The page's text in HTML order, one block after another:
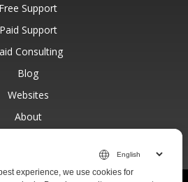
Free Support
Paid Support
Consulting
Blog
Websites
About
experience, we use cookies for